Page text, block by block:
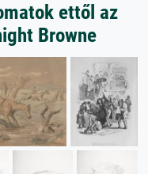
ettől az
Browne